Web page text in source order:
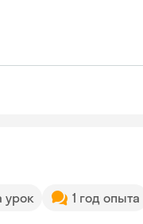
урок 1 год опыта